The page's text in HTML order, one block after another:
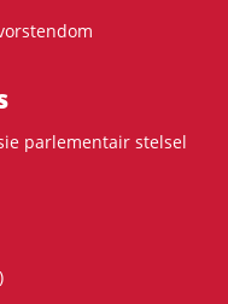
parlementair stelsel